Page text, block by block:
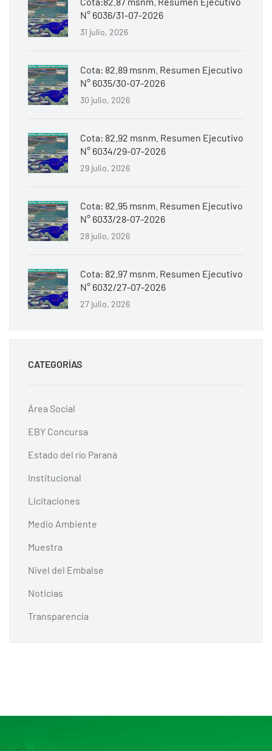
N° 6036/31-07-2026
31 julio, 2026
Cota: 82.89 msnm. Resumen Ejecutivo
N° 6035/30-07-2026
30 julio, 2026
Cota: 82.92 msnm. Resumen Ejecutivo
N° 6034/29-07-2026
29 julio, 2026
Cota: 82.95 msnm. Resumen Ejecutivo
N° 6033/28-07-2026
28 julio, 2026
Cota: 82.97 msnm. Resumen Ejecutivo
N° 6032/27-07-2026
27 julio, 2026
CATEGORÍAS
Área Social
EBY Concursa
Estado del río Paraná
Institucional
Licitaciones
Medio Ambiente
Muestra
Nivel del Embalse
Noticias
Transparencia